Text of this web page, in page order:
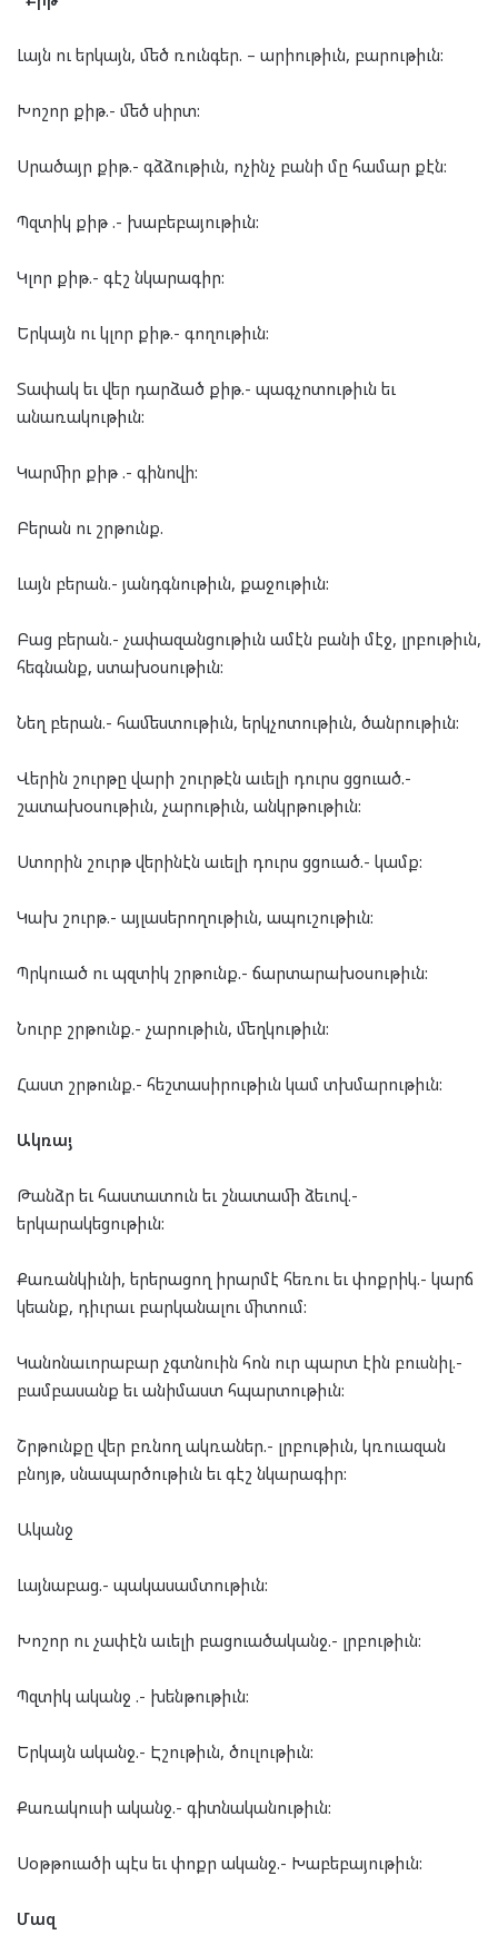
Լայն ու երկայն, մեծ ռունգեր. – արիութիւն, բարութիւն:
Խոշոր քիթ.- մեծ սիրտ:
Սրածայր քիթ.- գձձութիւն, ոչինչ բանի մը համար քէն:
Պզտիկ քիթ .- խաբեբայութիւն:
Կլոր քիթ.- գէշ նկարագիր:
Երկայն ու կլոր քիթ.- գողութիւն:
Տափակ եւ վեր դարձած քիթ.- պագչոտութիւն եւ
անառակութիւն:
Կարմիր քիթ .- գինովի:
Բերան ու շրթունք.
Լայն բերան.- յանդգնութիւն, քաջութիւն:
Բաց բերան.- չափազանցութիւն ամէն բանի մէջ, լրբութիւն,
հեգնանք, ստախօսութիւն:
Նեղ բերան.- համեստութիւն, երկչոտութիւն, ծանրութիւն:
Վերին շուրթը վարի շուրթէն աւելի դուրս ցցուած.-
շատախօսութիւն, չարութիւն, անկրթութիւն:
Ստորին շուրթ վերինէն աւելի դուրս ցցուած.- կամք:
Կախ շուրթ.- այլասերողութիւն, ապուշութիւն:
Պրկուած ու պզտիկ շրթունք.- ճարտարախօսութիւն:
Նուրբ շրթունք.- չարութիւն, մեղկութիւն:
Հաստ շրթունք.- հեշտասիրութիւն կամ տխմարութիւն:
Ակռայ
Թանձր եւ հաստատուն եւ շնատամի ձեւով.-
երկարակեցութիւն:
Քառանկիւնի, երերացող իրարմէ հեռու եւ փոքրիկ.- կարճ
կեանք, դիւրաւ բարկանալու միտում:
Կանոնաւորաբար չգտնուին հոն ուր պարտ էին բուսնիլ.-
բամբասանք եւ անիմաստ հպարտութիւն:
Շրթունքը վեր բռնող ակռաներ.- լրբութիւն, կռուազան
բնոյթ, սնապարծութիւն եւ գէշ նկարագիր:
Ականջ
Լայնաբաց.- պակասամտութիւն:
Խոշոր ու չափէն աւելի բացուածականջ.- լրբութիւն:
Պզտիկ ականջ .- խենթութիւն:
Երկայն ականջ.- Էշութիւն, ծուլութիւն:
Քառակուսի ականջ.- գիտնականութիւն:
Սօթթուածի պէս եւ փոքր ականջ.- Խաբեբայութիւն:
Մազ